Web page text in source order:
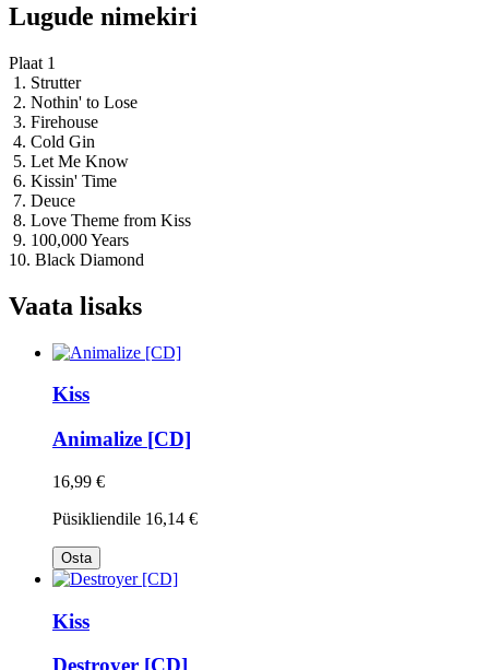
Lugude nimekiri
Plaat 1
1. Strutter
2. Nothin' to Lose
3. Firehouse
4. Cold Gin
5. Let Me Know
6. Kissin' Time
7. Deuce
8. Love Theme from Kiss
9. 100,000 Years
10. Black Diamond
Vaata lisaks
Kiss
Animalize [CD]
16,99 €
Püsikliendile 16,14 €
Osta
Kiss